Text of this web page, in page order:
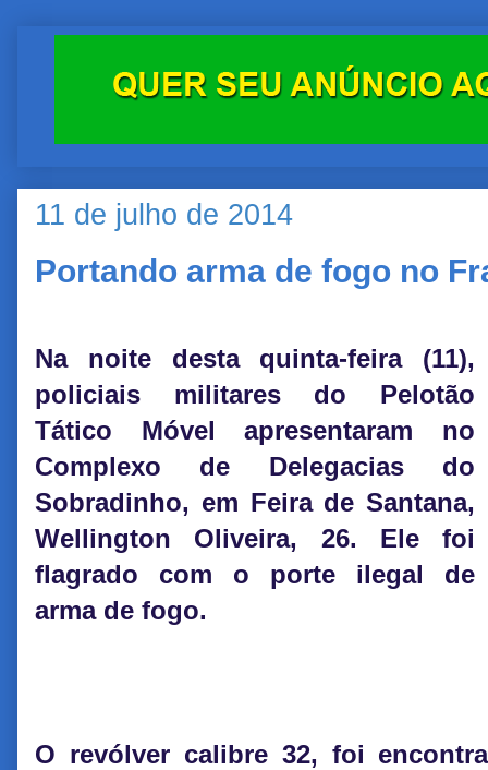
11 de julho de 2014
Portando arma de fogo no
Na noite desta quinta-feira (11),
policiais militares do Pelotão
Tático Móvel apresentaram no
Complexo de Delegacias do
Sobradinho, em Feira de Santana,
Wellington Oliveira, 26. Ele foi
flagrado com o porte ilegal de
arma de fogo.
O revólver calibre 32, foi